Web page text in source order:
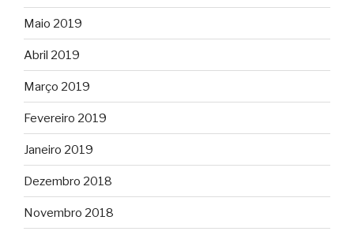
Maio 2019
Abril 2019
Março 2019
Fevereiro 2019
Janeiro 2019
Dezembro 2018
Novembro 2018